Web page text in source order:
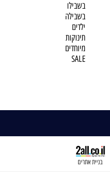
בשבילו
בשבילה
ילדים
תינוקות
מיוחדים
SALE
בניית אתרים